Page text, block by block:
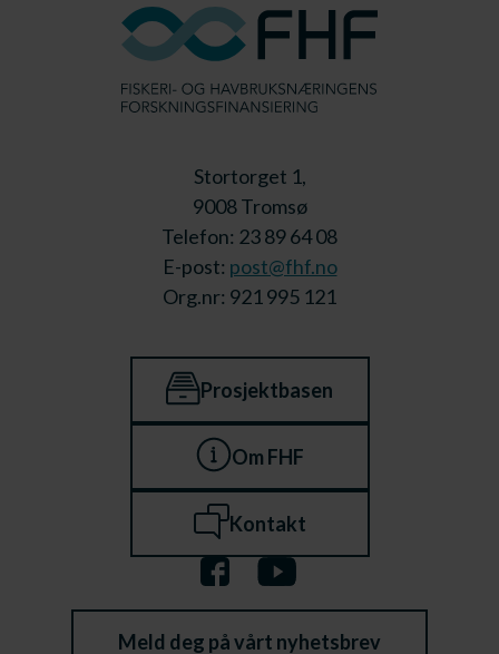
Stortorget 1,
9008 Tromsø
Telefon: 23 89 64 08
E-post: post@fhf.no
Org.nr: 921 995 121
Prosjektbasen
Om FHF
Kontakt
Meld deg på vårt nyhetsbrev